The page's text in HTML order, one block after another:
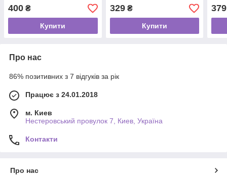
400 ₴
Купити
329₴
Купити
379
Про нас
86% позитивних з 7 відгуків за рік
Працює з 24.01.2018
м. Киев
Нестеровський провулок 7, Киев, Україна
Контакти
Про нас